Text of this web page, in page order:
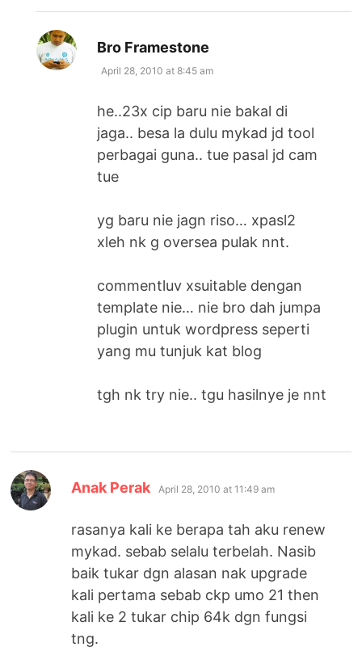
Bro Framestone
April 28, 2010 at 8:45 am
he..23x cip baru nie bakal di
jaga.. besa la dulu mykad jd tool
perbagai guna.. tue pasal jd cam
tue
yg baru nie jagn riso… xpasl2
xleh nk g oversea pulak nnt.
commentluv xsuitable dengan
template nie… nie bro dah jumpa
plugin untuk wordpress seperti
yang mu tunjuk kat blog
tgh nk try nie.. tgu hasilnye je nnt
Anak Perak says:
April 28, 2010 at 11:49 am
rasanya kali ke berapa tah aku renew
mykad. sebab selalu terbelah. Nasib
baik tukar dgn alasan nak upgrade
kali pertama sebab ckp umo 21 then
kali ke 2 tukar chip 64k dgn fungsi
tng.